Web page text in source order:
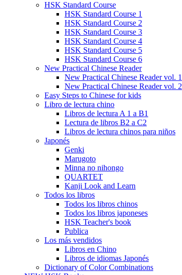
HSK Standard Course
HSK Standard Course 1
HSK Standard Course 2
HSK Standard Course 3
HSK Standard Course 4
HSK Standard Course 5
HSK Standard Course 6
New Practical Chinese Reader
New Practical Chinese Reader vol. 1
New Practical Chinese Reader vol. 2
Easy Steps to Chinese for kids
Libro de lectura chino
Libros de lectura A 1 a B1
Lectura de libros B2 a C2
Libros de lectura chinos para niños
Japonés
Genki
Marugoto
Minna no nihongo
QUARTET
Kanji Look and Learn
Todos los libros
Todos los libros chinos
Todos los libros japoneses
HSK Teacher's book
Publica
Los más vendidos
Libros en Chino
Libros de idiomas Japonés
Dictionary of Color Combinations